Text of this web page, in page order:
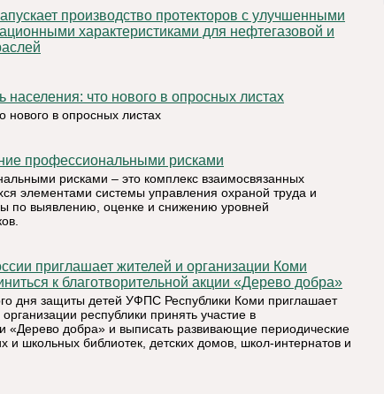
характеристиками для нефтегазовой и
населения: что нового в опросных листах
нового в опросных листах
профессиональными рисками
рисками – это комплекс взаимосвязанных
элементами системы управления охраной труда и
по выявлению, оценке и снижению уровней
к благотворительной акции «Дерево добра»
дня защиты детей УФПС Республики Коми приглашает
республики принять участие в
«Дерево добра» и выписать развивающие периодические
и школьных библиотек, детских домов, школ-интернатов и